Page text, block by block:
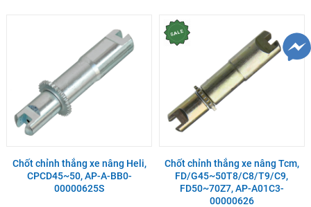
Chốt chỉnh thắng xe nâng Heli,
CPCD45~50, AP-A-BB0-
00000625S
Chốt chỉnh thắng xe nâng Tcm,
FD/G45~50T8/C8/T9/C9,
FD50~70Z7, AP-A01C3-
00000626